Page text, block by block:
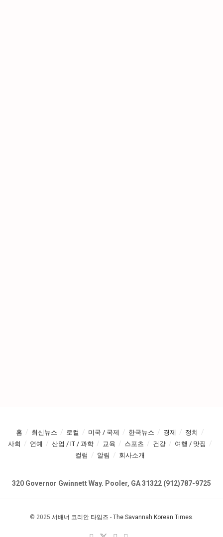
홈 최신뉴스 로컬 미국 / 국제 한국뉴스 경제
정치
사회
연예 산업 / IT / 과학 교육 스포츠 건강
여행 / 맛집
컬럼
알림 회사소개
320 Governor Gwinnett Way. Pooler, GA 31322 (912)787-9725
© 2025 서배너 코리안 타임즈 - The Savannah Korean Times.